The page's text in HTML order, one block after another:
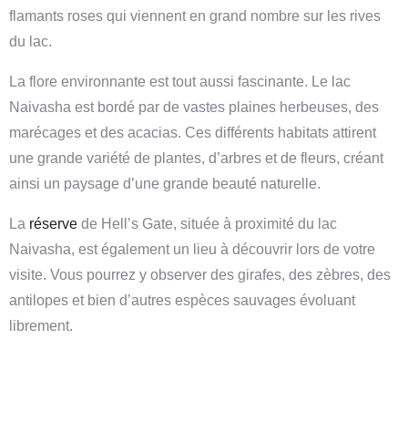
flamants roses qui viennent en grand nombre sur les rives
du lac.
La flore environnante est tout aussi fascinante. Le lac
Naivasha est bordé par de vastes plaines herbeuses, des
marécages et des acacias. Ces différents habitats attirent
une grande variété de plantes, d’arbres et de fleurs, créant
ainsi un paysage d’une grande beauté naturelle.
La réserve de Hell’s Gate, située à proximité du lac
Naivasha, est également un lieu à découvrir lors de votre
visite. Vous pourrez y observer des girafes, des zèbres, des
antilopes et bien d’autres espèces sauvages évoluant
librement.